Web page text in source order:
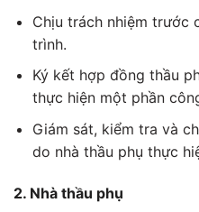
Chịu trách nhiệm trước
trình.
Ký kết hợp đồng thầu
thực hiện một phần
Giám sát, kiểm tra và
do nhà thầu phụ thực
2. Nhà thầu phụ